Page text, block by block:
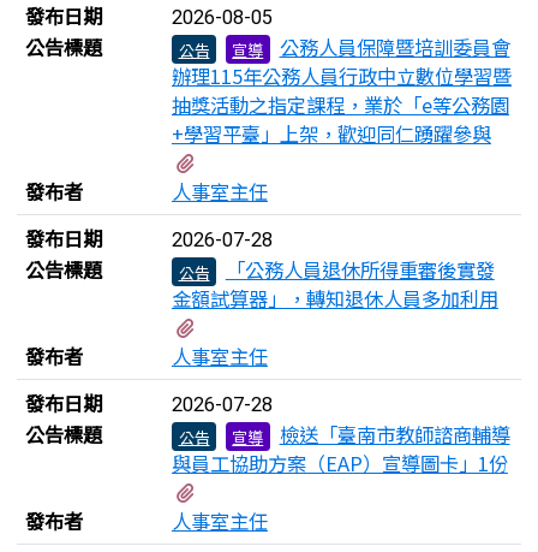
發布日期
2026-08-05
公告標題 公告 宣導
公務人員保障暨培訓委員會
辦理115年公務人員行政中立數位學習暨
抽獎活動之指定課程，業於「e等公務園
+學習平臺」上架，歡迎同仁踴躍參與
發布者
人事室主任
發布日期
2026-07-28
公告標題 公告
「公務人員退休所得重審後實發
金額試算器」，轉知退休人員多加利用
發布者
人事室主任
發布日期
2026-07-28
公告標題 公告 宣導
檢送「臺南市教師諮商輔導
與員工協助方案（EAP）宣導圖卡」1份
發布者
人事室主任